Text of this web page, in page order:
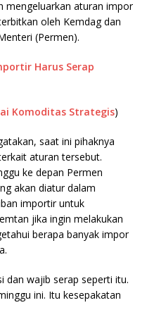
mengeluarkan aturan impor
oleh Kemdag dan
(Permen).
Harus Serap
Komoditas Strategis)
saat ini pihaknya
aturan tersebut.
ke depan Permen
akan diatur dalam
importir untuk
jika ingin melakukan
berapa banyak impor
dan wajib serap seperti itu.
ini. Itu kesepakatan